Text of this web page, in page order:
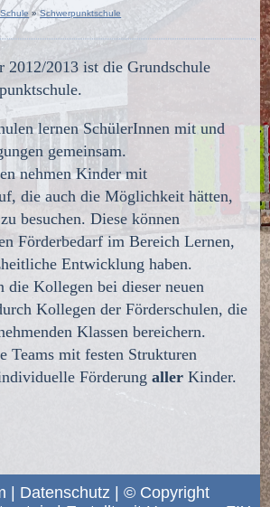
»Schwerpunktschule
2012/2013 ist die Grundschule
lernen SchülerInnen mit und
gemeinsam.
nehmen Kinder mit
die auch die Möglichkeit hätten,
besuchen. Diese können
Förderbedarf im Bereich Lernen,
Entwicklung haben.
die Kollegen bei dieser neuen
Kollegen der Förderschulen, die
Klassen bereichern.
Teams mit festen Strukturen
Förderungaller Kinder.
| Datenschutz | © Copyright